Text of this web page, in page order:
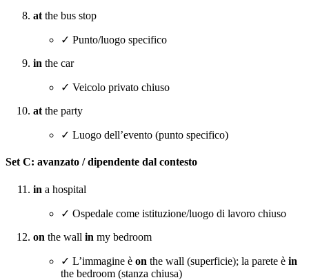
at the bus stop
✓ Punto/luogo specifico
in the car
✓ Veicolo privato chiuso
at the party
✓ Luogo dell’evento (punto specifico)
Set C: avanzato / dipendente dal contesto
in a hospital
✓ Ospedale come istituzione/luogo di lavoro chiuso
on the wall in my bedroom
✓ L’immagine è on the wall (superficie); la parete è in
the bedroom (stanza chiusa)